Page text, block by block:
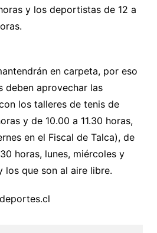
y los deportistas de 12 a
en carpeta, por eso
deben aprovechar las
los talleres de tenis de
y de 10.00 a 11.30 horas,
en el Fiscal de Talca), de
horas, lunes, miércoles y
los que son al aire libre.